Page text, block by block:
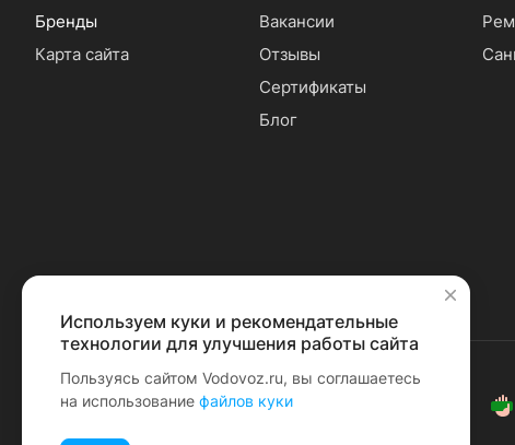
Бренды
Карта сайта
Вакансии
Отзывы
Сертификаты
Блог
© 2026 Водовоз.RU
✕
Используем куки и рекомендательные
технологии для улучшения работы сайта
Пользуясь сайтом Vodovoz.ru, вы соглашаетесь
на использование файлов куки